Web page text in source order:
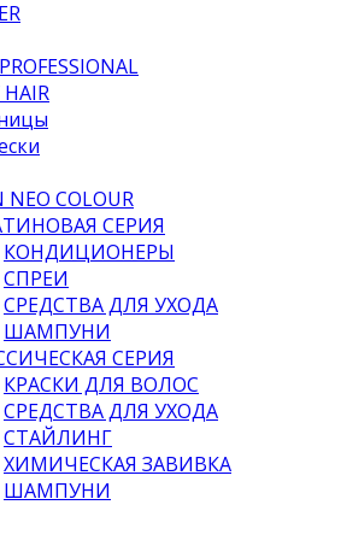
HAIR
NEO COLOUR
СЕРИЯ
КОНДИЦИОНЕРЫ
СПРЕИ
СРЕДСТВА ДЛЯ УХОДА
ШАМПУНИ
СЕРИЯ
КРАСКИ ДЛЯ ВОЛОС
СРЕДСТВА ДЛЯ УХОДА
СТАЙЛИНГ
ХИМИЧЕСКАЯ ЗАВИВКА
ШАМПУНИ